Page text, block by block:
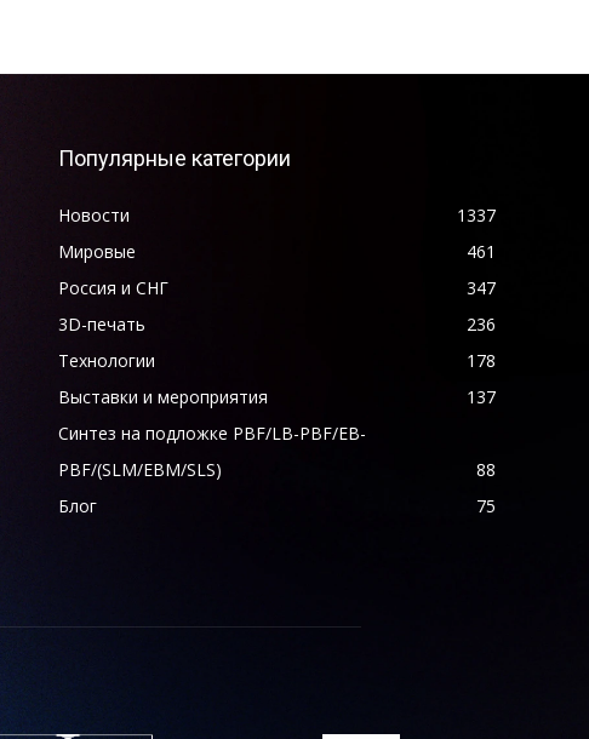
Популярные категории
Новости
1337
Мировые
461
Россия и СНГ
347
3D-печать
236
Технологии
178
Выставки и мероприятия
137
Синтез на подложке PBF/LB-PBF/EB-
PBF/(SLM/EBM/SLS)
88
Блог
75